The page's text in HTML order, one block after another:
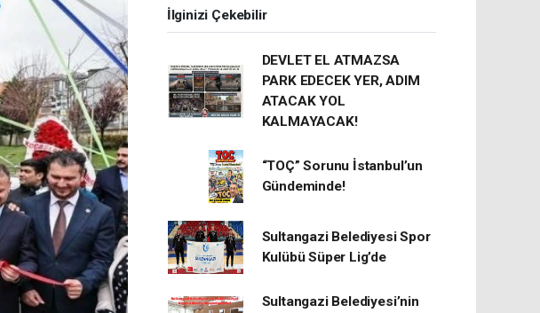
İlginizi Çekebilir
DEVLET EL ATMAZSA
PARK EDECEK YER, ADIM
ATACAK YOL
KALMAYACAK!
“TOÇ” Sorunu İstanbul’un
Gündeminde!
Sultangazi Belediyesi Spor
Kulübü Süper Lig’de
Sultangazi Belediyesi’nin